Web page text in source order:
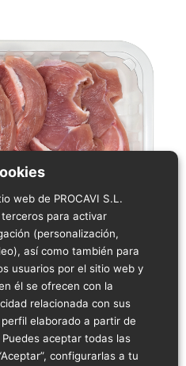
web de PROCAVI S.L.
para activar
(personalización,
así como también para
usuarios por el sitio web y
él se ofrecen con la
relacionada con sus
elaborado a partir de
aceptar todas las
configurarlas a tu